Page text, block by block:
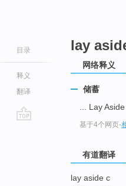
目录
释义
翻译
lay
网络释义
储蓄
... Lay
基于4个网页-
有道翻译
lay aside c